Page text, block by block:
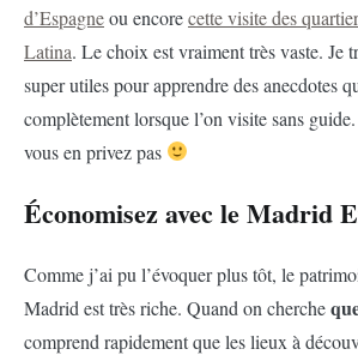
d’Espagneou encorecette visite des
Latina. Le choix est vraiment très vaste. Je
super utiles pour apprendre des anecdotes
complètement lorsque l’on visite sans
vous en privez pas
Économisez avec le Madrid
Comme j’ai pu l’évoquer plus tôt, le
Madrid est très riche. Quand on cherche
comprend rapidement que les lieux à